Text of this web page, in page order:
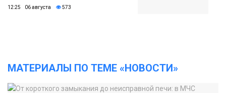
12:25 06 августа 573
МАТЕРИАЛЫ ПО ТЕМЕ «НОВОСТИ»